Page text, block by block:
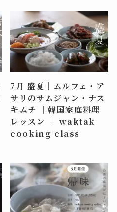
7月 盛夏｜ムルフェ・ア
サリのサムジャン・ナス
キムチ ｜韓国家庭料理
レッスン ｜ waktak
cooking class